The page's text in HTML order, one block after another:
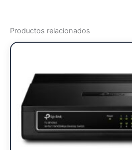
Productos relacionados